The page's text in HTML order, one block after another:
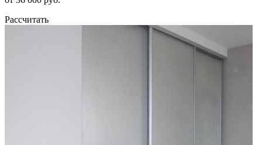
Рассчитать